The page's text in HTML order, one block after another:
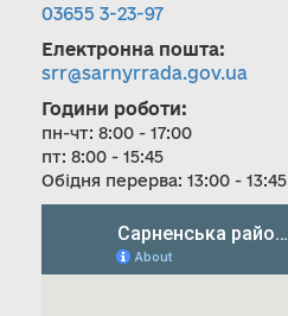
03655 3-23-97
Електронна пошта:
srr@sarnyrrada.gov.ua
Години роботи:
пн-чт: 8:00 - 17:00
пт: 8:00 - 15:45
Обідня перерва: 13:00 - 13:45